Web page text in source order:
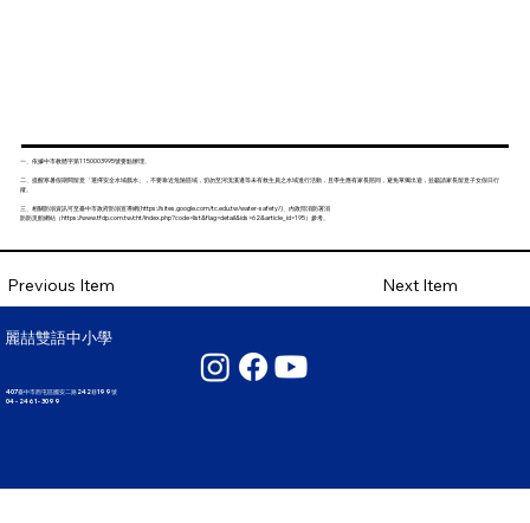
一、依據中市教體字第1150003995號要點辦理。
二、提醒寒暑假期間留意「選擇安全水域戲水」，不要靠近危險區域，切勿至河流溪邊等未有救生員之水域進行活動，且學生應有家長陪同，避免單獨出遊，並籲請家長留意子女假日行
蹤。
三、相關防溺資訊可至臺中市政府防溺宣導網(https://sites.google.com/tc.edu.tw/water-safety/)、內政部消防署消
防防災館網站（ https://www.tfdp.com.tw/cht/index.php?code=list&flag=detail&ids=62&article_id=195）參考。
Previous Item Next Item
麗喆雙語中小學
407臺中市西屯區國安二路242巷199號
04 - 2461 - 3099